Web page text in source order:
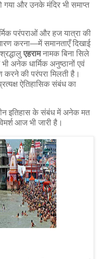
गया और उनके मंदिर भी समाप्त
परंपराओं और हज यात्रा की
करना—में समानताएँ दिखाई
एहरामनामक बिना सिले
अनेक धार्मिक अनुष्ठानों एवं
करने की परंपरा मिलती है।
ऐतिहासिक संबंध का
इतिहास के संबंध में अनेक मत
आज भी जारी है।